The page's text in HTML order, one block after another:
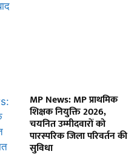
MP News: MP प्राथमिक
शिक्षक नियुक्ति 2026,
चयनित उम्मीदवारों को
पारस्परिक जिला परिवर्तन की
सुविधा